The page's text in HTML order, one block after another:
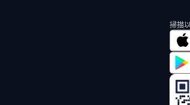
掃描